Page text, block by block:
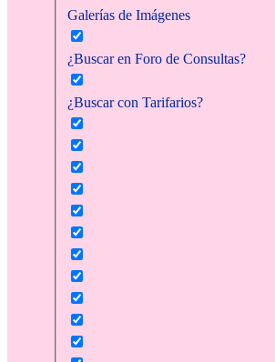
Galerías de Imágenes
¿Buscar en Foro de Consultas?
¿Buscar con Tarifarios?